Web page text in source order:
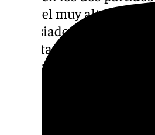
un nivel muy alto
demasiado acertado en
importantes para ellos
Madrid, seguro.